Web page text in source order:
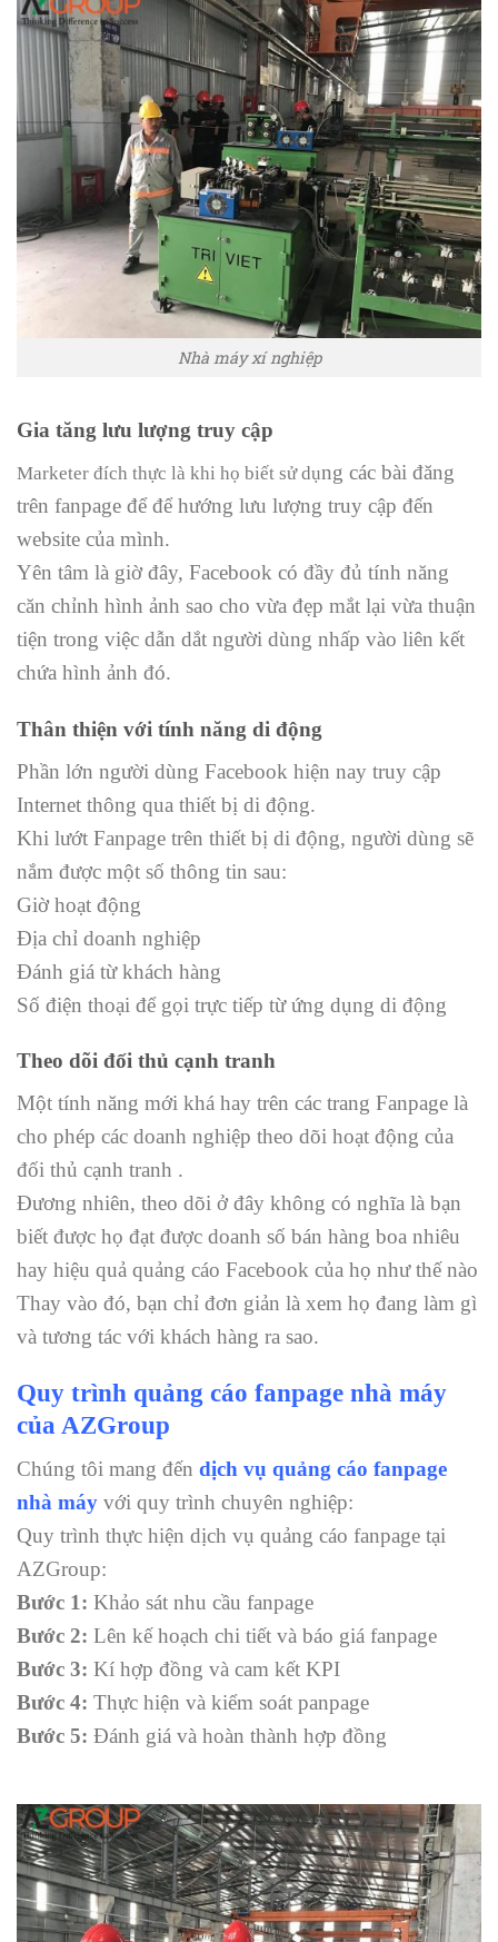
Nhà máy xí nghiệp
Gia tăng lưu lượng truy cập
Marketer đích thực là khi họ biết sử dụng các bài đăng
trên fanpage để để hướng lưu lượng truy cập đến
website của mình.
Yên tâm là giờ đây, Facebook có đầy đủ tính năng
căn chỉnh hình ảnh sao cho vừa đẹp mắt lại vừa thuận
tiện trong việc dẫn dắt người dùng nhấp vào liên kết
chứa hình ảnh đó.
Thân thiện với tính năng di động
Phần lớn người dùng Facebook hiện nay truy cập
Internet thông qua thiết bị di động.
Khi lướt Fanpage trên thiết bị di động, người dùng sẽ
nắm được một số thông tin sau:
Giờ hoạt động
Địa chỉ doanh nghiệp
Đánh giá từ khách hàng
Số điện thoại để gọi trực tiếp từ ứng dụng di động
Theo dõi đối thủ cạnh tranh
Một tính năng mới khá hay trên các trang Fanpage là
cho phép các doanh nghiệp theo dõi hoạt động của
đối thủ cạnh tranh .
Đương nhiên, theo dõi ở đây không có nghĩa là bạn
biết được họ đạt được doanh số bán hàng boa nhiêu
hay hiệu quả quảng cáo Facebook của họ như thế nào
Thay vào đó, bạn chỉ đơn giản là xem họ đang làm gì
và tương tác với khách hàng ra sao.
Quy trình quảng cáo fanpage nhà máy
của AZGroup
Chúng tôi mang đến dịch vụ quảng cáo fanpage
nhà máy với quy trình chuyên nghiệp:
Quy trình thực hiện dịch vụ quảng cáo fanpage tại
AZGroup:
Bước 1: Khảo sát nhu cầu fanpage
Bước 2: Lên kế hoạch chi tiết và báo giá fanpage
Bước 3: Kí hợp đồng và cam kết KPI
Bước 4: Thực hiện và kiểm soát panpage
Bước 5: Đánh giá và hoàn thành hợp đồng